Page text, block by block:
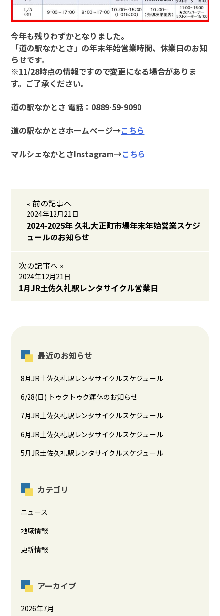
今年も残りわずかとなりました。
「道の駅なかとさ」の年末年始営業時間、休業日のお知
らせです。
※11/28時点の情報ですので変更になる場合がありま
す。ご了承ください。
道の駅なかとさ 電話：0889-59-9090
道の駅なかとさホームページ→こちら
マルシェなかとさInstagram→こちら
« 前の記事へ
2024年12月21日
2024-2025年 久礼大正町市場年末年始営業スケジ
ュールのお知らせ
次の記事へ »
2024年12月21日
1月JR土佐久礼駅レンタサイクル営業日
最近のお知らせ
8月JR土佐久礼駅レンタサイクルスケジュール
6/28(日) トゥクトゥク運休のお知らせ
7月JR土佐久礼駅レンタサイクルスケジュール
6月JR土佐久礼駅レンタサイクルスケジュール
5月JR土佐久礼駅レンタサイクルスケジュール
カテゴリ
ニュース
地域情報
更新情報
アーカイブ
2026年7月